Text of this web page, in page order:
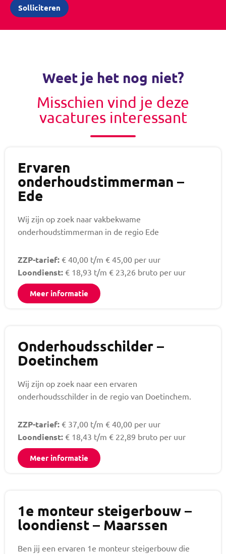
Weet je het nog niet?
Misschien vind je deze
vacatures interessant
Ervaren
onderhoudstimmerman –
Ede
Wij zijn op zoek naar vakbekwame
onderhoudstimmerman in de regio Ede
ZZP-tarief: € 40,00 t/m € 45,00 per uur
Loondienst: € 18,93 t/m € 23,26 bruto per uur
Meer informatie
Onderhoudsschilder –
Doetinchem
Wij zijn op zoek naar een ervaren
onderhoudsschilder in de regio van Doetinchem.
ZZP-tarief: € 37,00 t/m € 40,00 per uur
Loondienst: € 18,43 t/m € 22,89 bruto per uur
Meer informatie
1e monteur steigerbouw –
loondienst – Maarssen
Ben jij een ervaren 1e monteur steigerbouw die